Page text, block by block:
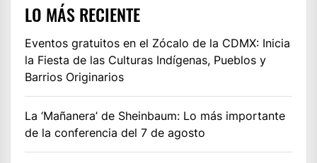
LO MÁS RECIENTE
Eventos gratuitos en el Zócalo de la CDMX: Inicia
la Fiesta de las Culturas Indígenas, Pueblos y
Barrios Originarios
La ‘Mañanera’ de Sheinbaum: Lo más importante
de la conferencia del 7 de agosto